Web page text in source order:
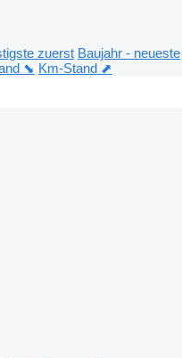
zuerst Baujahr - neueste
⬊ Km-Stand ⬈